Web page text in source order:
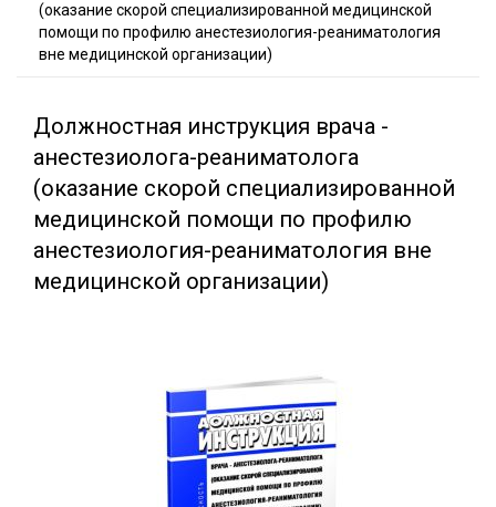
Контакты
Акции и скидки
(оказание скорой специализированной медицинской
помощи по профилю анестезиология-реаниматология
вне медицинской организации)
Должностная инструкция врача -
анестезиолога-реаниматолога
(оказание скорой специализированной
медицинской помощи по профилю
анестезиология-реаниматология вне
медицинской организации)